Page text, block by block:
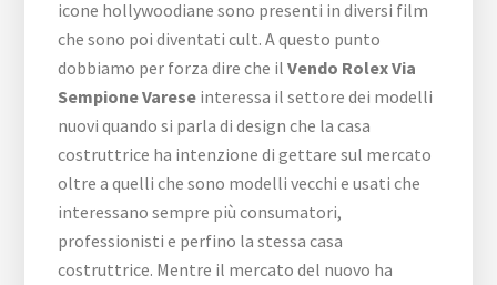
icone hollywoodiane sono presenti in diversi film
che sono poi diventati cult. A questo punto
dobbiamo per forza dire che ilVendo Rolex Via
Sempione Varese interessa il settore dei modelli
nuovi quando si parla di design che la casa
costruttrice ha intenzione di gettare sul mercato
oltre a quelli che sono modelli vecchi e usati che
interessano sempre più consumatori,
professionisti e perfino la stessa casa
costruttrice. Mentre il mercato del nuovo ha